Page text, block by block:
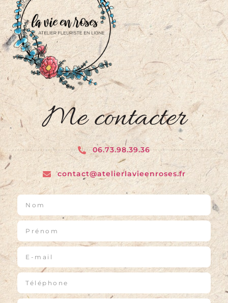
Me contacter
06.73.98.39.36
contact@atelierlavieenroses.fr